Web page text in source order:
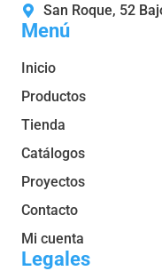
Menú
Inicio
Productos
Tienda
Catálogos
Proyectos
Contacto
Mi cuenta
Legales
San Roque, 52